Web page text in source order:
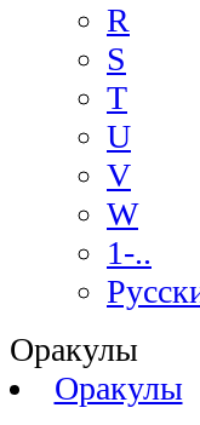
R
S
T
U
V
W
1-..
Оракулы
Оракулы